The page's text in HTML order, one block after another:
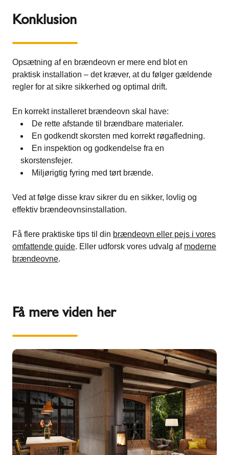
Konklusion
Opsætning af en brændeovn er mere end blot en
praktisk installation – det kræver, at du følger gældende
regler for at sikre sikkerhed og optimal drift.
En korrekt installeret brændeovn skal have:
De rette afstande til brændbare materialer.
En godkendt skorsten med korrekt røgafledning.
En inspektion og godkendelse fra en
skorstensfejer.
Miljørigtig fyring med tørt brænde.
Ved at følge disse krav sikrer du en sikker, lovlig og
effektiv brændeovnsinstallation.
Få flere praktiske tips til din brændeovn eller pejs i vores
omfattende guide. Eller udforsk vores udvalg af moderne
brændeovne.
Få mere viden her